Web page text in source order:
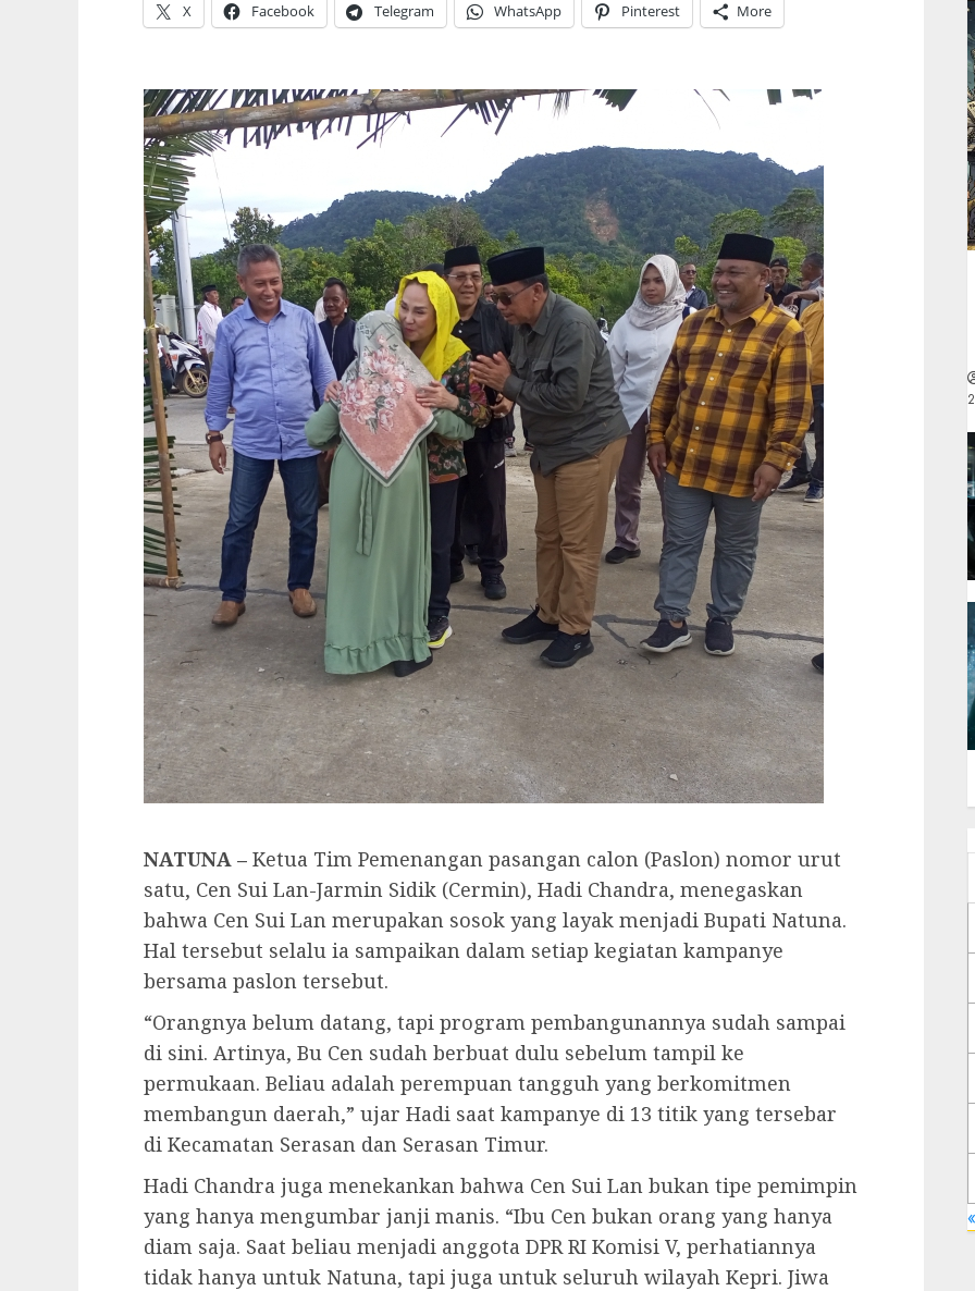
X
Facebook Telegram WhatsApp Pinterest More
NATUNA – Ketua Tim Pemenangan pasangan calon (Paslon) nomor urut
satu, Cen Sui Lan-Jarmin Sidik (Cermin), Hadi Chandra, menegaskan
bahwa Cen Sui Lan merupakan sosok yang layak menjadi Bupati Natuna.
Hal tersebut selalu ia sampaikan dalam setiap kegiatan kampanye
bersama paslon tersebut.
“Orangnya belum datang, tapi program pembangunannya sudah sampai
di sini. Artinya, Bu Cen sudah berbuat dulu sebelum tampil ke
permukaan. Beliau adalah perempuan tangguh yang berkomitmen
membangun daerah,” ujar Hadi saat kampanye di 13 titik yang tersebar
di Kecamatan Serasan dan Serasan Timur.
Hadi Chandra juga menekankan bahwa Cen Sui Lan bukan tipe pemimpin
yang hanya mengumbar janji manis. “Ibu Cen bukan orang yang hanya
diam saja. Saat beliau menjadi anggota DPR RI Komisi V, perhatiannya
tidak hanya untuk Natuna, tapi juga untuk seluruh wilayah Kepri. Jiwa